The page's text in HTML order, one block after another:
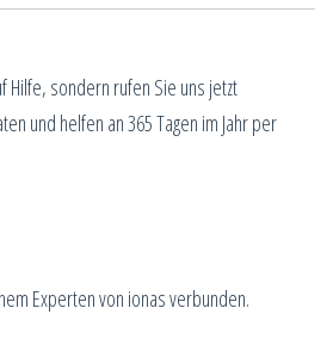
Hilfe, sondern rufen Sie uns jetzt
und helfen an 365 Tagen im Jahr per
Experten von ionas verbunden.